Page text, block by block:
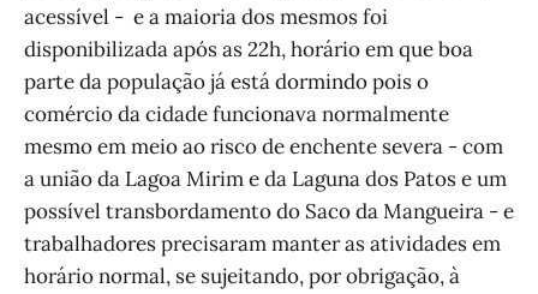
acessível - e a maioria dos mesmos foi
disponibilizada após as 22h, horário em que boa
parte da população já está dormindo pois o
comércio da cidade funcionava normalmente
mesmo em meio ao risco de enchente severa - com
a união da Lagoa Mirim e da Laguna dos Patos e um
possível transbordamento do Saco da Mangueira - e
trabalhadores precisaram manter as atividades em
horário normal, se sujeitando, por obrigação, à